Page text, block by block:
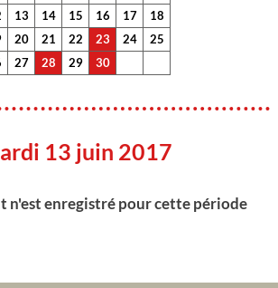
13 14 15 16 17
18
20 21 22 23 24
25
27 28 29 30
13 juin 2017
n'est enregistré pour cette période